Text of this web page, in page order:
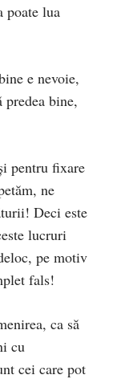
poate lua
e nevoie,
bine,
pentru fixare
ne
Deci este
lucruri
pe motiv
fals!
ca să
cu
cei care pot